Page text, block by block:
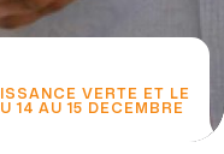
VERTE ET LE
14 AU 15 DECEMBRE